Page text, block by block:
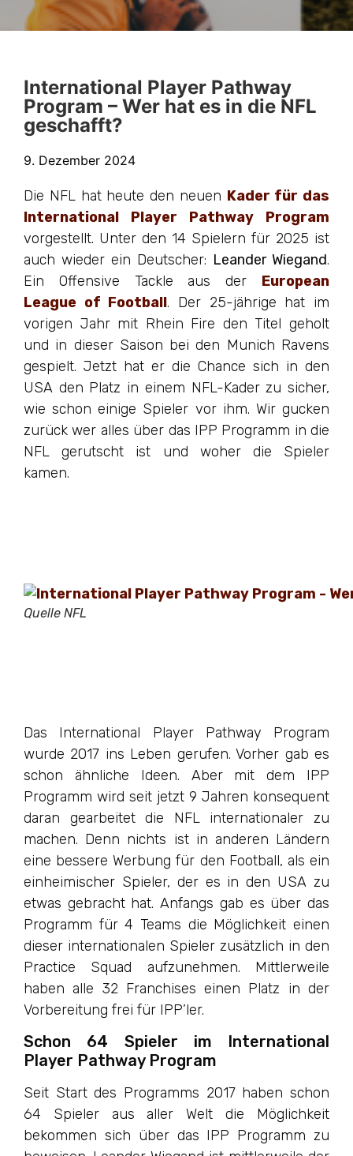
International Player Pathway
Program – Wer hat es in die NFL
geschafft?
9. Dezember 2024
Die NFL hat heute den neuen Kader für das
International Player Pathway Program
vorgestellt. Unter den 14 Spielern für 2025 ist
auch wieder ein Deutscher: Leander Wiegand.
Ein Offensive Tackle aus der European
League of Football. Der 25-jährige hat im
vorigen Jahr mit Rhein Fire den Titel geholt
und in dieser Saison bei den Munich Ravens
gespielt. Jetzt hat er die Chance sich in den
USA den Platz in einem NFL-Kader zu sicher,
wie schon einige Spieler vor ihm. Wir gucken
zurück wer alles über das IPP Programm in die
NFL gerutscht ist und woher die Spieler
kamen.
Quelle NFL
Das International Player Pathway Program
wurde 2017 ins Leben gerufen. Vorher gab es
schon ähnliche Ideen. Aber mit dem IPP
Programm wird seit jetzt 9 Jahren konsequent
daran gearbeitet die NFL internationaler zu
machen. Denn nichts ist in anderen Ländern
eine bessere Werbung für den Football, als ein
einheimischer Spieler, der es in den USA zu
etwas gebracht hat. Anfangs gab es über das
Programm für 4 Teams die Möglichkeit einen
dieser internationalen Spieler zusätzlich in den
Practice Squad aufzunehmen. Mittlerweile
haben alle 32 Franchises einen Platz in der
Vorbereitung frei für IPP’ler.
Schon 64 Spieler im International
Player Pathway Program
Seit Start des Programms 2017 haben schon
64 Spieler aus aller Welt die Möglichkeit
bekommen sich über das IPP Programm zu